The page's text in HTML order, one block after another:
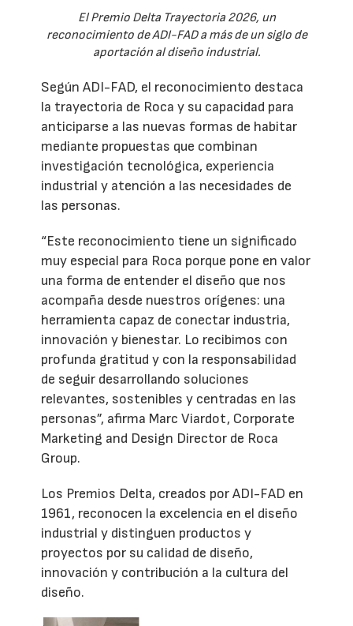
El Premio Delta Trayectoria 2026, un
reconocimiento de ADI-FAD a más de un siglo de
aportación al diseño industrial.
Según ADI-FAD, el reconocimiento destaca
la trayectoria de Roca y su capacidad para
anticiparse a las nuevas formas de habitar
mediante propuestas que combinan
investigación tecnológica, experiencia
industrial y atención a las necesidades de
las personas.
“Este reconocimiento tiene un significado
muy especial para Roca porque pone en valor
una forma de entender el diseño que nos
acompaña desde nuestros orígenes: una
herramienta capaz de conectar industria,
innovación y bienestar. Lo recibimos con
profunda gratitud y con la responsabilidad
de seguir desarrollando soluciones
relevantes, sostenibles y centradas en las
personas”, afirma Marc Viardot, Corporate
Marketing and Design Director de Roca
Group.
Los Premios Delta, creados por ADI-FAD en
1961, reconocen la excelencia en el diseño
industrial y distinguen productos y
proyectos por su calidad de diseño,
innovación y contribución a la cultura del
diseño.